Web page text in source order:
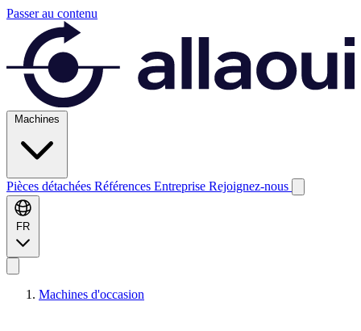
Passer au contenu
Machines
Pièces détachées Références Entreprise Rejoignez-nous
FR
Machines d'occasion